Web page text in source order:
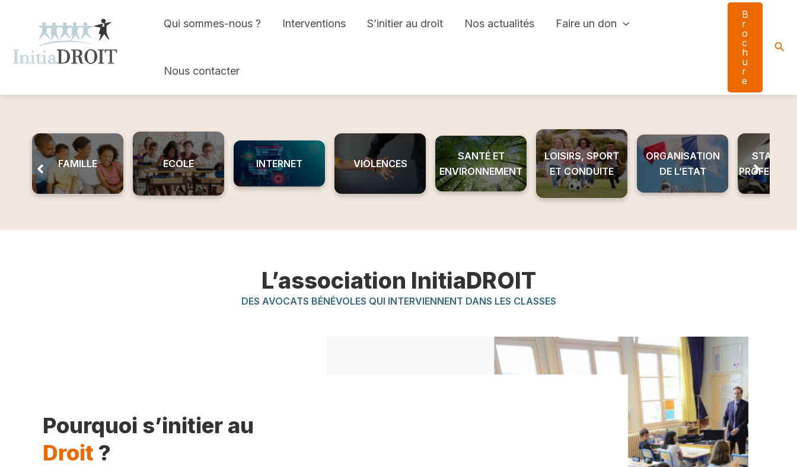
Qui sommes-nous ? Interventions S’initier au droit Nos actualités Faire un don
Nous contacter
B
r
o
c
h
u
r
e
FAMILLE ECOLE INTERNET VIOLENCES
SANTÉ ET
ENVIRONNEMENT
LOISIRS, SPORT
ET CONDUITE
ORGANISATION
DE L’ETAT
STAGE
L’association InitiaDROIT
DES AVOCATS BÉNÉVOLES QUI INTERVIENNENT DANS LES CLASSES
Pourquoi s’initier au
Droit ?